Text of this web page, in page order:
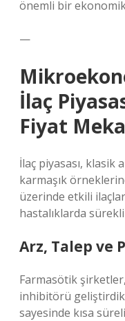
önemli bir
—
İlaç
Fiyat
İlaç piyasası, klasik
karmaşık
üzerinde etkili
hastalıklarda
Arz, Talep ve
Farmasötik
inhibitörü
sayesinde kısa